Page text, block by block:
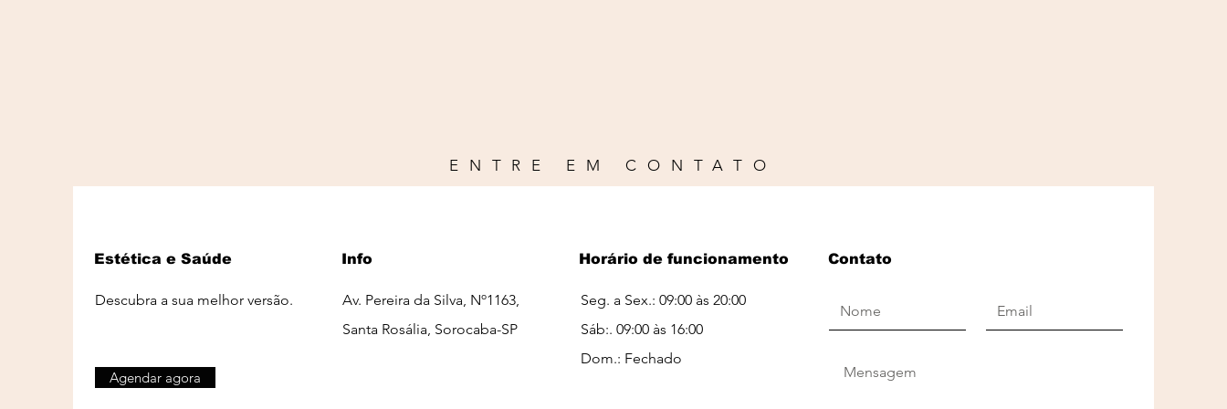
ENTRE EM CONTATO
Estética e Saúde
Descubra a sua melhor versão.
Agendar agora
Info
Av. Pereira da Silva, Nº1163,
Santa Rosália, Sorocaba-SP
Horário de funcionamento
Seg. a Sex.: 09:00 às 20:00
Sáb:. 09:00 às 16:00​​
Dom.: Fechado
Contato